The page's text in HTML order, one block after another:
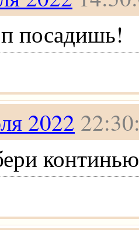
посадишь!
2022